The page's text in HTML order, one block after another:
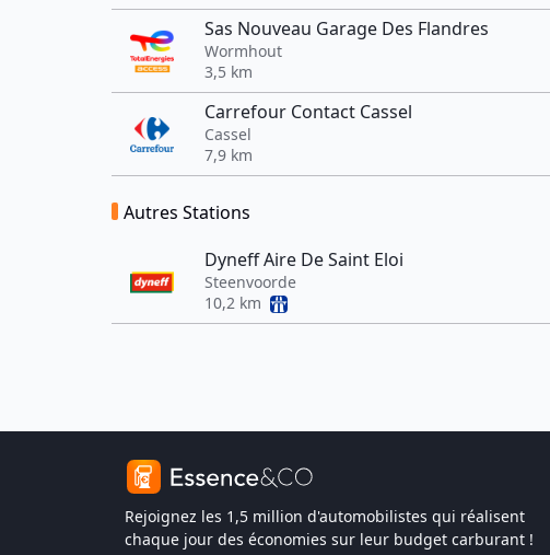
Sas Nouveau Garage Des Flandres
Wormhout
3,5 km
Carrefour Contact Cassel
Cassel
7,9 km
Autres Stations
Dyneff Aire De Saint Eloi
Steenvoorde
10,2 km
Rejoignez les 1,5 million d'automobilistes qui réalisent
chaque jour des économies sur leur budget carburant !